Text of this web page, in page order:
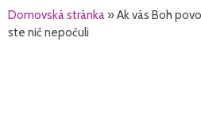
Domovská stránka »Ak vás Boh
ste nič nepočuli